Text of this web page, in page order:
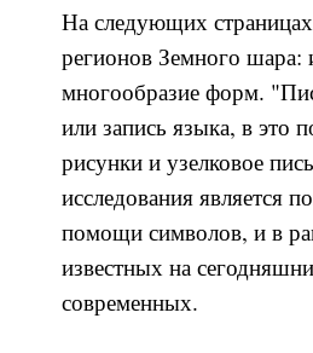
На следующих
регионов Земного шара:
многообразие форм.
или запись языка, в это
рисунки и узелковое
исследования является
помощи символов, и в
известных на
современных.